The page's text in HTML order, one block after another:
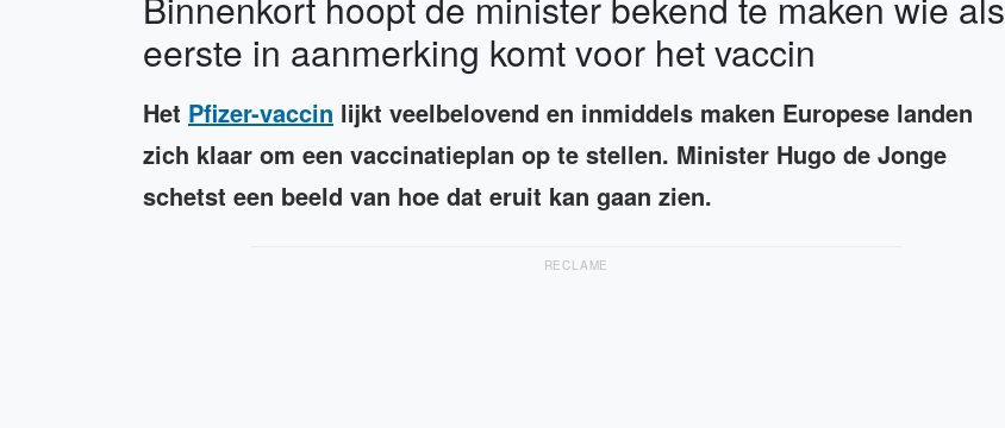
eerste in aanmerking komt voor het vaccin
Het Pfizer-vaccin lijkt veelbelovend en inmiddels maken Europese landen
zich klaar om een vaccinatieplan op te stellen. Minister Hugo de Jonge
schetst een beeld van hoe dat eruit kan gaan zien.
RECLAME